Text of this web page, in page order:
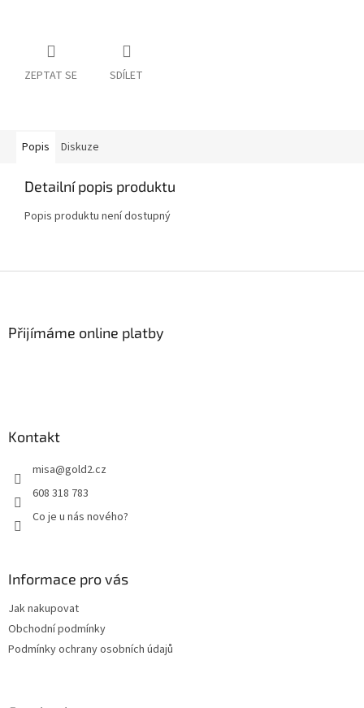
ZEPTAT SE SDÍLET
Popis Diskuze
Detailní popis produktu
Popis produktu není dostupný
Přijímáme online platby
Kontakt
misa@gold2.cz
608 318 783
Co je u nás nového?
Informace pro vás
Jak nakupovat
Obchodní podmínky
Podmínky ochrany osobních údajů